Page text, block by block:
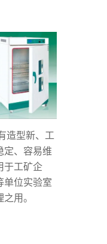
造型新、工
定、容易维
于工矿企
单位实验室
用。